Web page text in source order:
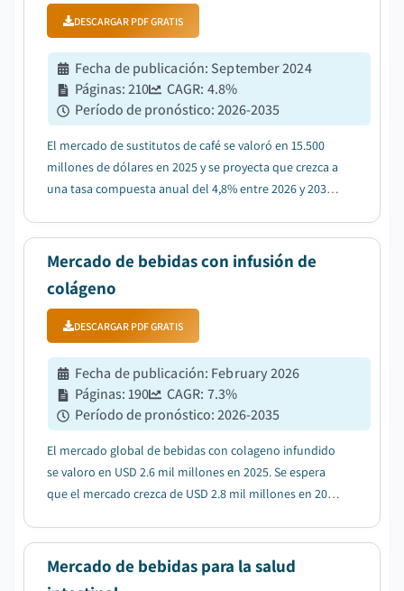
DESCARGAR PDF GRATIS
Fecha de publicación: September 2024
Páginas:210 CAGR: 4.8%
Período de pronóstico:2026-2035
El mercado de sustitutos de café se valoró en 15.500
millones de dólares en 2025 y se proyecta que crezca a
una tasa compuesta anual del 4,8% entre 2026 y 2035,
Mercado de bebidas con infusión de
colágeno
DESCARGAR PDF GRATIS
Fecha de publicación: February 2026
Páginas:190 CAGR: 7.3%
Período de pronóstico:2026-2035
El mercado global de bebidas con colageno infundido
se valoro en USD 2.6 mil millones en 2025. Se espera
que el mercado crezca de USD 2.8 mil millones en 2026
Mercado de bebidas para la salud